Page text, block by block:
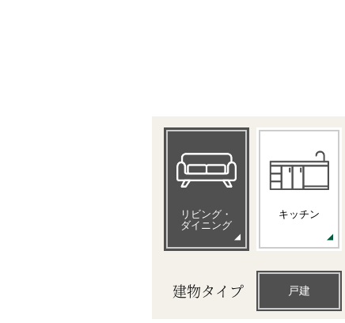
リビング・
ダイニング
キッチン
建物タイプ 戸建